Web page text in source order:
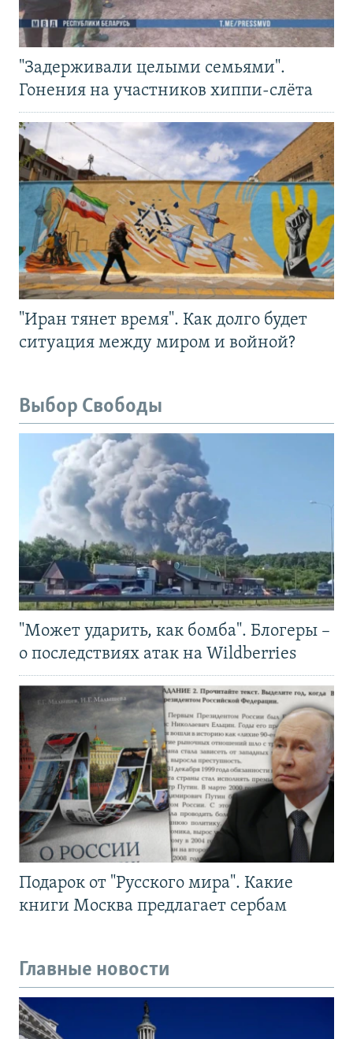
"Задерживали целыми семьями".
Гонения на участников хиппи-слёта
"Иран тянет время". Как долго будет
ситуация между миром и войной?
Выбор Свободы
"Может ударить, как бомба". Блогеры –
о последствиях атак на Wildberries
Подарок от "Русского мира". Какие
книги Москва предлагает сербам
Главные новости